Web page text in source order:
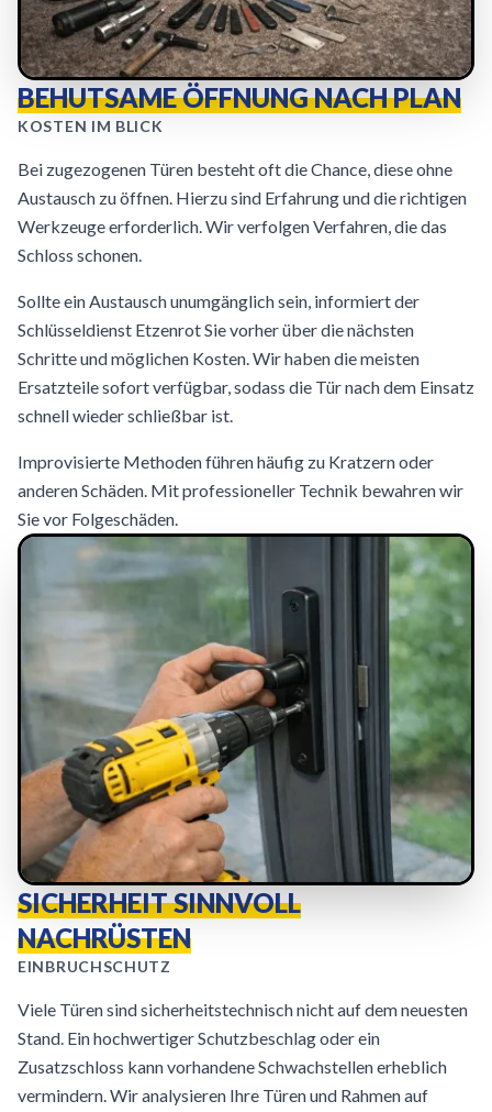
BEHUTSAME ÖFFNUNG NACH PLAN
KOSTEN IM BLICK
Bei zugezogenen Türen besteht oft die Chance, diese ohne
Austausch zu öffnen. Hierzu sind Erfahrung und die richtigen
Werkzeuge erforderlich. Wir verfolgen Verfahren, die das
Schloss schonen.
Sollte ein Austausch unumgänglich sein, informiert der
Schlüsseldienst Etzenrot Sie vorher über die nächsten
Schritte und möglichen Kosten. Wir haben die meisten
Ersatzteile sofort verfügbar, sodass die Tür nach dem Einsatz
schnell wieder schließbar ist.
Improvisierte Methoden führen häufig zu Kratzern oder
anderen Schäden. Mit professioneller Technik bewahren wir
Sie vor Folgeschäden.
SICHERHEIT SINNVOLL
NACHRÜSTEN
EINBRUCHSCHUTZ
Viele Türen sind sicherheitstechnisch nicht auf dem neuesten
Stand. Ein hochwertiger Schutzbeschlag oder ein
Zusatzschloss kann vorhandene Schwachstellen erheblich
vermindern. Wir analysieren Ihre Türen und Rahmen auf